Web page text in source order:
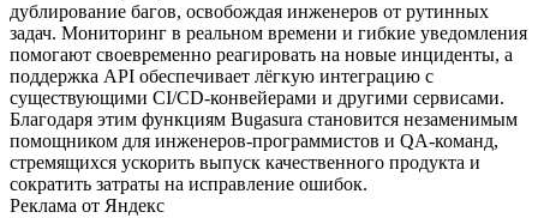
дублирование багов, освобождая инженеров от рутинных
задач. Мониторинг в реальном времени и гибкие уведомления
помогают своевременно реагировать на новые инциденты, а
поддержка API обеспечивает лёгкую интеграцию с
существующими CI/CD‑конвейерами и другими сервисами.
Благодаря этим функциям Bugasura становится незаменимым
помощником для инженеров‑программистов и QA‑команд,
стремящихся ускорить выпуск качественного продукта и
сократить затраты на исправление ошибок.
Реклама от Яндекс